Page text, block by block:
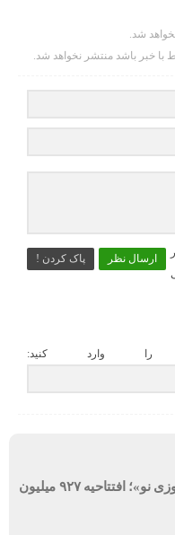
شد.
با خبر باشد منتشر نخواهد شد.
ارسال نظر پاک کردن !
را وارد کنید:
رکوردشکنی تاریخی «مرد عنکبوتی: روزی نو»؛ افتتاحیه ۹۲۷ میلیون